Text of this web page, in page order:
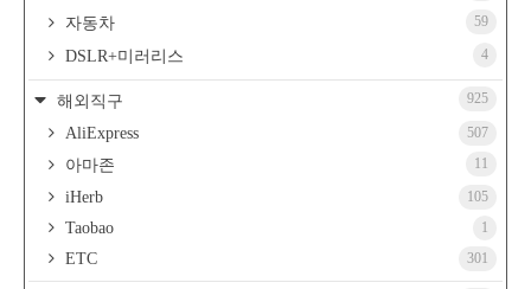
자동차 59
DSLR+미러리스 4
해외직구 925
AliExpress 507
아마존 11
iHerb 105
Taobao 1
ETC 301